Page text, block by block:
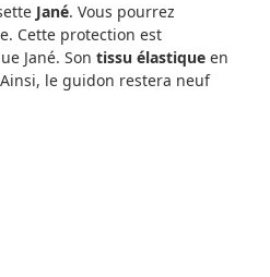
Jané. Vous pourrez
Cette protection est
Jané. Son tissu élastique en
le guidon restera neuf